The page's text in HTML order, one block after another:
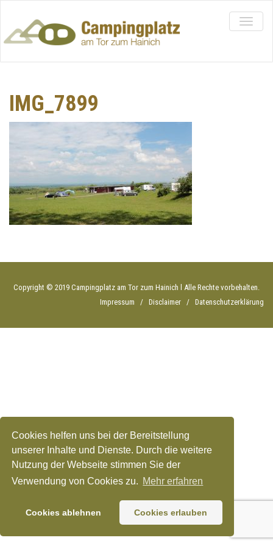
Cookies helfen uns bei der Bereitstellung
unserer Inhalte und Dienste. Durch die weitere
Nutzung der Webseite stimmen Sie der
Verwendung von Cookies zu. Mehr erfahren
Cookies ablehnen Cookies erlauben
IMG_7899
Copyright © 2019 Campingplatz am Tor zum Hainich l Alle Rechte vorbehalten.
Impressum
Disclaimer Datenschutzerklärung